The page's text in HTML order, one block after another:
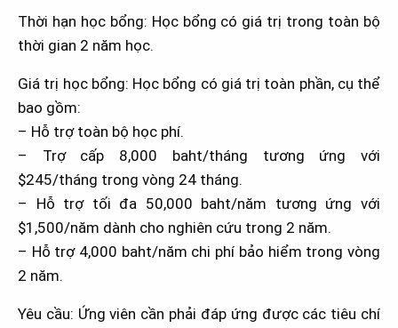
Thời hạn học bổng: Học bổng có giá trị trong toàn bộ
thời gian 2 năm học.
Giá trị học bổng: Học bổng có giá trị toàn phần, cụ thể
bao gồm:
– Hỗ trợ toàn bộ học phí.
– Trợ cấp 8,000 baht/tháng tương ứng với
$245/tháng trong vòng 24 tháng.
– Hỗ trợ tối đa 50,000 baht/năm tương ứng với
$1,500/năm dành cho nghiên cứu trong 2 năm.
– Hỗ trợ 4,000 baht/năm chi phí bảo hiểm trong vòng
2 năm.
Yêu cầu: Ứng viên cần phải đáp ứng được các tiêu chí